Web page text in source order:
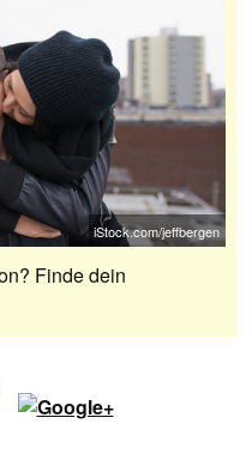
iStock.com/jeffbergen
Finde dein